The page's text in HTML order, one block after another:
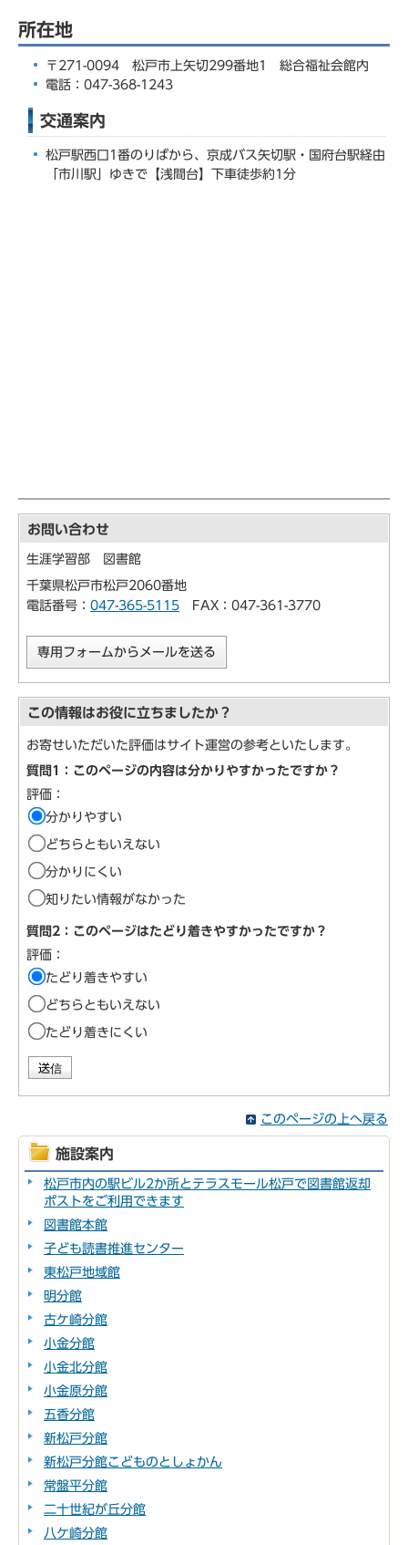
所在地
〒271-0094 松戸市上矢切299番地1 総合福祉会館内
電話：047-368-1243
交通案内
松戸駅西口1番のりばから、京成バス矢切駅・国府台駅経由
「市川駅」ゆきで【浅間台】下車徒歩約1分
お問い合わせ
生涯学習部 図書館
千葉県松戸市松戸2060番地
電話番号： 047-365-5115 FAX：047-361-3770
専用フォームからメールを送る
この情報はお役に立ちましたか？
お寄せいただいた評価はサイト運営の参考といたします。
質問1：このページの内容は分かりやすかったですか？
評価：
分かりやすい
どちらともいえない
分かりにくい
知りたい情報がなかった
質問2：このページはたどり着きやすかったですか？
評価：
たどり着きやすい
どちらともいえない
たどり着きにくい
このページの上へ戻る
施設案内
松戸市内の駅ビル2か所とテラスモール松戸で図書館返却
ポストをご利用できます
図書館本館
子ども読書推進センター
東松戸地域館
明分館
古ケ崎分館
小金分館
小金北分館
小金原分館
五香分館
新松戸分館
新松戸分館こどものとしょかん
常盤平分館
二十世紀が丘分館
八ケ崎分館